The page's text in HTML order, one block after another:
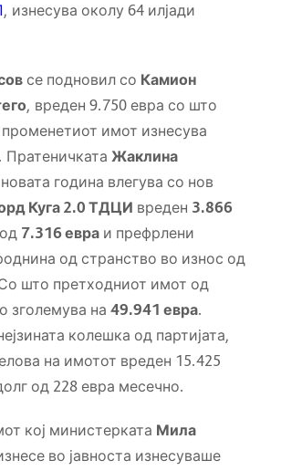
, изнесува околу 64 илјади
се подновил со Камион
, вреден 9.750 евра со што
имот изнесува
. Пратеничката Жаклина
година влегува со нов
Куга 2.0 ТДЦИ вреден 3.866
7.316 евра и префрлени
од странство во износ од
што претходниот имот од
зголемува на 49.941 евра.
колешка од партијата,
на имотот вреден 15.425
од 228 евра месечно.
кој министерката Мила
во јавноста изнесуваше